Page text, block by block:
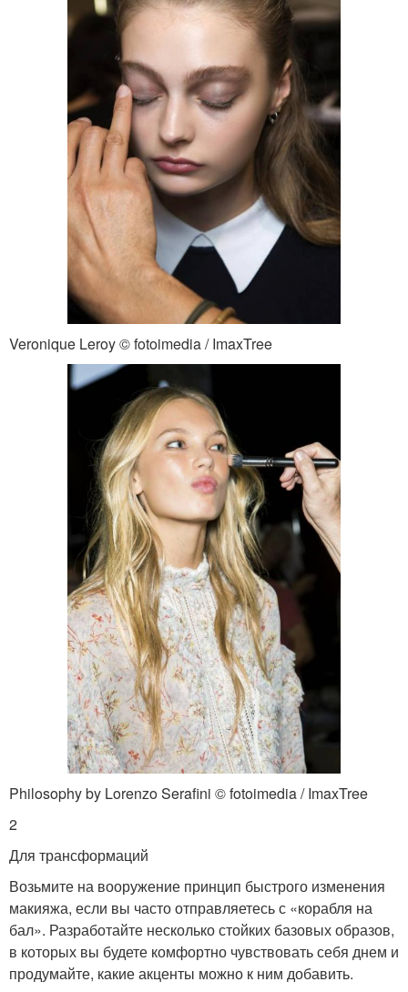
Veronique Leroy © fotoimedia / ImaxTree
Philosophy by Lorenzo Serafini © fotoimedia / ImaxTree
2
Для трансформаций
Возьмите на вооружение принцип быстрого изменения
макияжа, если вы часто отправляетесь с «корабля на
бал». Разработайте несколько стойких базовых образов,
в которых вы будете комфортно чувствовать себя днем и
продумайте, какие акценты можно к ним добавить.